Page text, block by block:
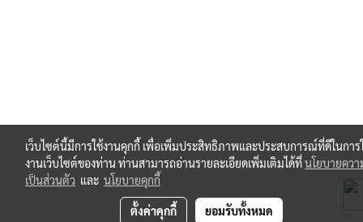
เว็บไซต์นี้มีการใช้งานคุกกี้ เพื่อเพิ่มประสิทธิภาพและประสบการณ์ที่ดีในการ
งานเว็บไซต์ของท่าน ท่านสามารถอ่านรายละเอียดเพิ่มเติมได้ที่นโยบายคว
เป็นส่วนตัว และ นโยบายคุกกี้
ตั้งค่าคุกกี้ ยอมรับทั้งหมด